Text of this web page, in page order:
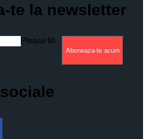
te la newsletter
Please fill
Aboneaza-te acum